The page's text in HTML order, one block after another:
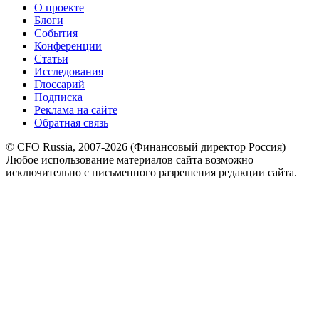
О проекте
Блоги
События
Конференции
Статьи
Исследования
Глоссарий
Подписка
Реклама на сайте
Обратная связь
© CFO Russia, 2007-2026 (Финансовый директор Россия)
Любое использование материалов сайта возможно
исключительно с письменного разрешения редакции сайта.